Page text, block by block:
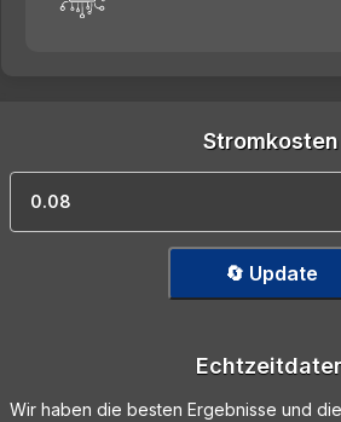
Stromkosten
🔄 Update
Wir haben die besten Ergebnisse und